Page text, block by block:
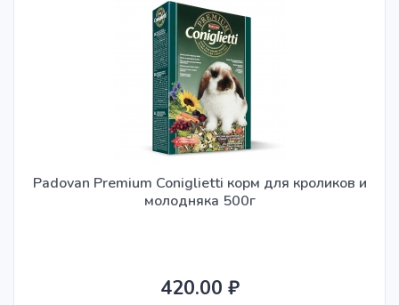
Padovan Premium Coniglietti корм для кроликов и
молодняка 500г
420.00 ₽